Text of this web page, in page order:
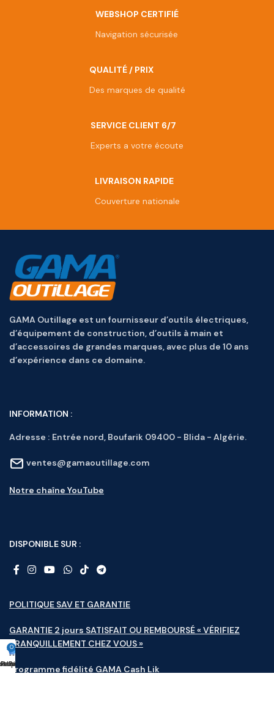
WEBSHOP CERTIFIÉ
Navigation sécurisée
QUALITÉ / PRIX
Des marques de qualité
SERVICE CLIENT 6/7
Experts a votre écoute
LIVRAISON RAPIDE
Couverture nationale
GAMA Outillage est un fournisseur d’outils électriques,
d’équipement de construction, d’outils à main et
d’accessoires de grandes marques, avec plus de 10 ans
d’expérience dans ce domaine.
INFORMATION :
Adresse : Entrée nord, Boufarik 09400 - Blida - Algérie.
ventes@gamaoutillage.com
Notre chaîne YouTube
DISPONIBLE SUR :
POLITIQUE SAV ET GARANTIE
GARANTIE 2 jours SATISFAIT OU REMBOURSÉ « VÉRIFIEZ
TRANQUILLEMENT CHEZ VOUS »
Programme fidélité GAMA Cash Lik
0
PanierProfile